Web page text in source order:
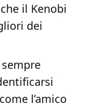
il Kenobi
dei
l’amico